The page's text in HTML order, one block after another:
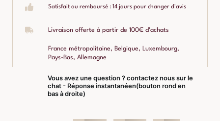
Satisfait ou remboursé : 14 jours pour changer d'avis
Livraison offerte à partir de 100€ d'achats
France métropolitaine, Belgique, Luxembourg,
Pays-Bas, Allemagne
Vous avez une question ? contactez nous sur le
chat - Réponse instantanéen(bouton rond en
bas à droite)